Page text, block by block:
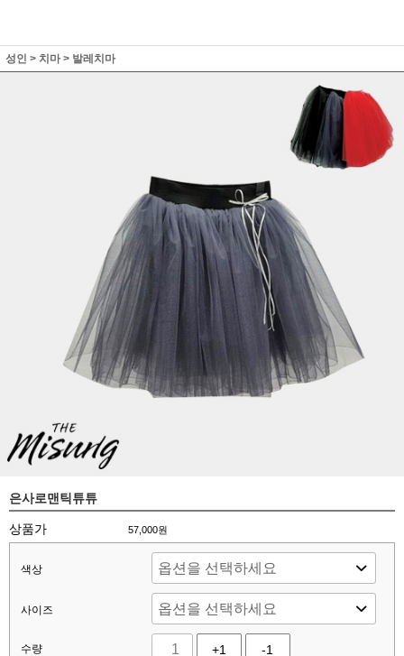
성인 > 치마> 발레치마
은사로맨틱튜튜
상품가 57,000원
색상
사이즈
수량 +1 -1